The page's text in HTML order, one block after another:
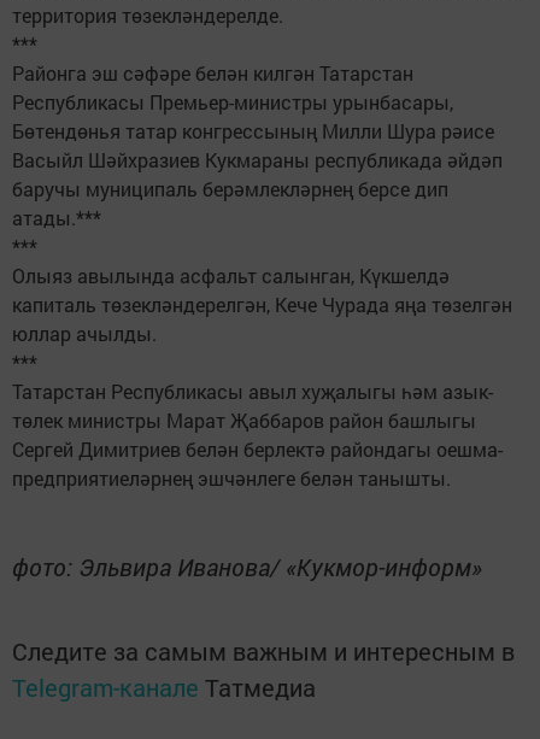
территория төзекләндерелде.
***
Районга эш сәфәре белән килгән Татарстан
Республикасы Премьер-министры урынбасары,
Бөтендөнья татар конгрессының Милли Шура рәисе
Васыйл Шәйхразиев Кукмараны республикада әйдәп
баручы муниципаль берәмлекләрнең берсе дип
атады.***
***
Олыяз авылында асфальт салынган, Күкшелдә
капиталь төзекләндерелгән, Кече Чурада яңа төзелгән
юллар ачылды.
***
Татарстан Республикасы авыл хуҗалыгы һәм азык-
төлек министры Марат Җаббаров район башлыгы
Сергей Димитриев белән берлектә райондагы оешма-
предприятиеләрнең эшчәнлеге белән танышты.
фото: Эльвира Иванова/ «Кукмор-информ»
Следите за самым важным и интересным в
Telegram-канале Татмедиа